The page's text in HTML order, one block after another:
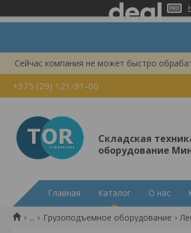
Сейчас компания не может быстро
+375 (29) 121-91-00
Складская
оборудование
Главная Каталог О нас
... Грузоподъемное оборудование